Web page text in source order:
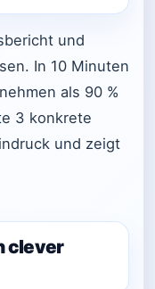
und
In 10 Minuten
als 90 %
3 konkrete
und zeigt
clever